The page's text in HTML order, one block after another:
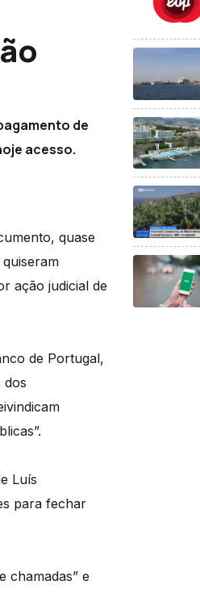
de
acesso.
quase
ação judicial de
de Portugal,
dos
Luís
para fechar
chamadas” e